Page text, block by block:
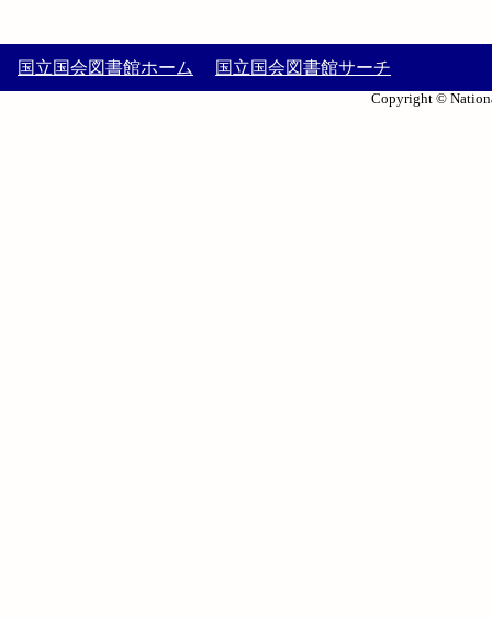
国立国会図書館ホーム 国立国会図書館サーチ
Copyright ©